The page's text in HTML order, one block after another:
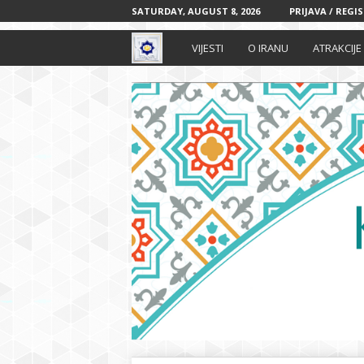
SATURDAY, AUGUST 8, 2026 PRIJAVA /
r
a
n
s
k
i
k
VIJESTI O IRANU ATRAKCIJE